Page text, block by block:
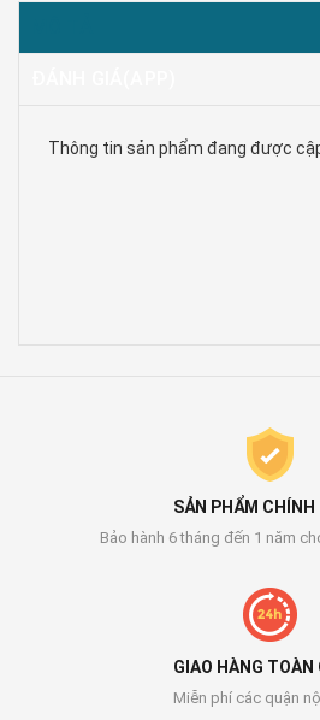
Thông tin sản phẩm đang được
SẢN PHẨM CHÍNH
Bảo hành 6 tháng đến 1 năm
GIAO HÀNG TOÀN
Miễn phí các quận